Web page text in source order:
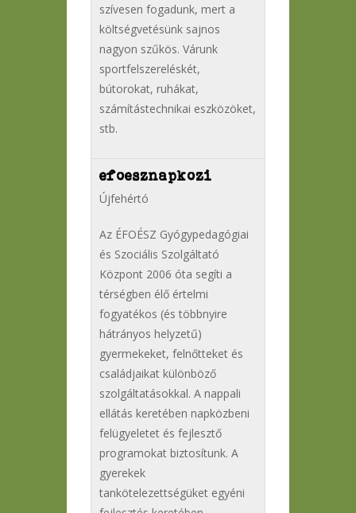
szívesen fogadunk, mert a
költségvetésünk sajnos
nagyon szűkös. Várunk
sportfelszereléskét,
bútorokat, ruhákat,
számítástechnikai eszközöket,
stb.
efoesznapkozi
Újfehértó
Az ÉFOÉSZ Gyógypedagógiai
és Szociális Szolgáltató
Központ 2006 óta segíti a
térségben élő értelmi
fogyatékos (és többnyire
hátrányos helyzetű)
gyermekeket, felnőtteket és
családjaikat különböző
szolgáltatásokkal. A nappali
ellátás keretében napközbeni
felügyeletet és fejlesztő
programokat biztosítunk. A
gyerekek
tankötelezettségüket egyéni